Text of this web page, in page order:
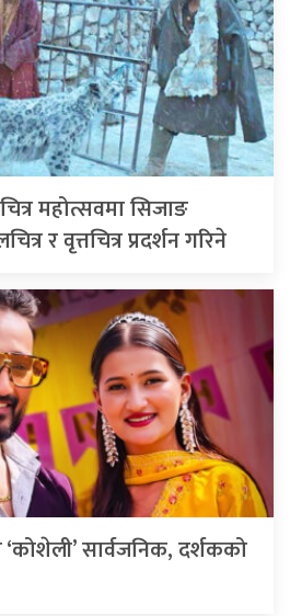
महोत्सवमा सिजाङ
र वृत्तचित्र प्रदर्शन गरिने
‘कोशेली’ सार्वजनिक, दर्शकको